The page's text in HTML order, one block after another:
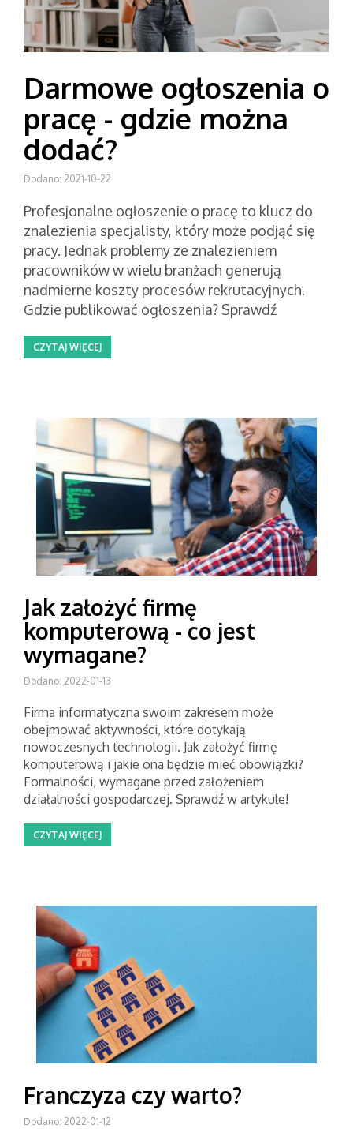
Darmowe ogłoszenia o
pracę - gdzie można
dodać?
Dodano: 2021-10-22
Profesjonalne ogłoszenie o pracę to klucz do
znalezienia specjalisty, który może podjąć się
pracy. Jednak problemy ze znalezieniem
pracowników w wielu branżach generują
nadmierne koszty procesów rekrutacyjnych.
Gdzie publikować ogłoszenia? Sprawdź
CZYTAJ WIĘCEJ
Jak założyć firmę
komputerową - co jest
wymagane?
Dodano: 2022-01-13
Firma informatyczna swoim zakresem może
obejmować aktywności, które dotykają
nowoczesnych technologii. Jak założyć firmę
komputerową i jakie ona będzie mieć obowiązki?
Formalności, wymagane przed założeniem
działalności gospodarczej. Sprawdź w artykule!
CZYTAJ WIĘCEJ
Franczyza czy warto?
Dodano: 2022-01-12